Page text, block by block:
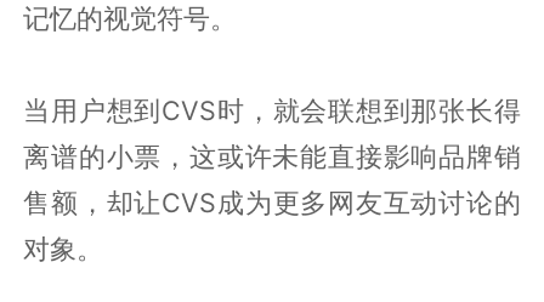
记忆的视觉符号。
当用户想到CVS时，就会联想到那张长得
离谱的小票，这或许未能直接影响品牌销
售额，却让CVS成为更多网友互动讨论的
对象。